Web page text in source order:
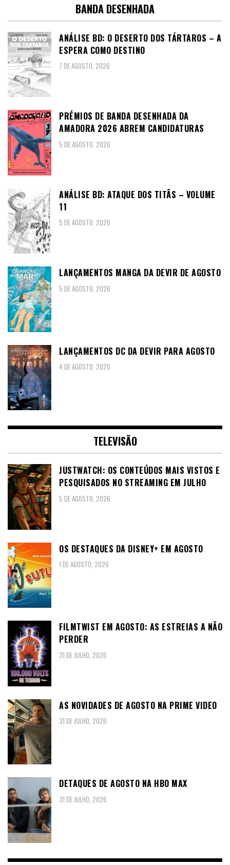
BANDA DESENHADA
ANÁLISE BD: O DESERTO DOS TÁRTAROS – A
ESPERA COMO DESTINO
7 DE AGOSTO, 2026
PRÉMIOS DE BANDA DESENHADA DA
AMADORA 2026 ABREM CANDIDATURAS
5 DE AGOSTO, 2026
ANÁLISE BD: ATAQUE DOS TITÃS – VOLUME
11
5 DE AGOSTO, 2026
LANÇAMENTOS MANGA DA DEVIR DE AGOSTO
5 DE AGOSTO, 2026
LANÇAMENTOS DC DA DEVIR PARA AGOSTO
4 DE AGOSTO, 2026
TELEVISÃO
JUSTWATCH: OS CONTEÚDOS MAIS VISTOS E
PESQUISADOS NO STREAMING EM JULHO
5 DE AGOSTO, 2026
OS DESTAQUES DA DISNEY+ EM AGOSTO
1 DE AGOSTO, 2026
FILMTWIST EM AGOSTO: AS ESTREIAS A NÃO
PERDER
31 DE JULHO, 2026
AS NOVIDADES DE AGOSTO NA PRIME VIDEO
31 DE JULHO, 2026
DETAQUES DE AGOSTO NA HBO MAX
31 DE JULHO, 2026